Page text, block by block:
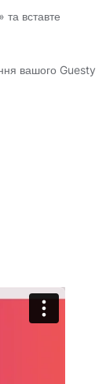
та вставте
вашого Guesty